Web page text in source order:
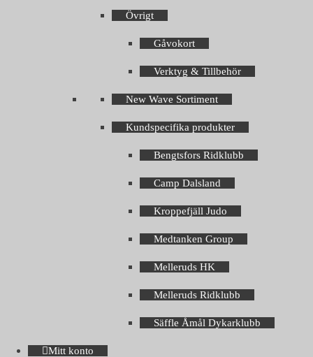
Övrigt
Gåvokort
Verktyg & Tillbehör
New Wave Sortiment
Kundspecifika produkter
Bengtsfors Ridklubb
Camp Dalsland
Kroppefjäll Judo
Medtanken Group
Melleruds HK
Melleruds Ridklubb
Säffle Åmål Dykarklubb
Mitt konto